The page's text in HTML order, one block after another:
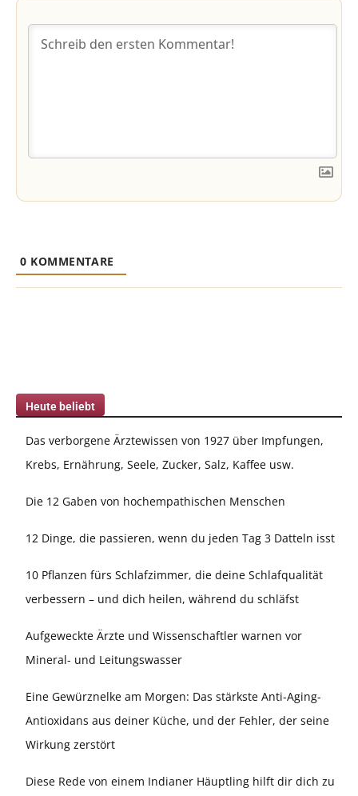
0 KOMMENTARE
Heute beliebt
Das verborgene Ärztewissen von 1927 über Impfungen,
Krebs, Ernährung, Seele, Zucker, Salz, Kaffee usw.
Die 12 Gaben von hochempathischen Menschen
12 Dinge, die passieren, wenn du jeden Tag 3 Datteln isst
10 Pflanzen fürs Schlafzimmer, die deine Schlafqualität
verbessern – und dich heilen, während du schläfst
Aufgeweckte Ärzte und Wissenschaftler warnen vor
Mineral- und Leitungswasser
Eine Gewürznelke am Morgen: Das stärkste Anti-Aging-
Antioxidans aus deiner Küche, und der Fehler, der seine
Wirkung zerstört
Diese Rede von einem Indianer Häuptling hilft dir dich zu